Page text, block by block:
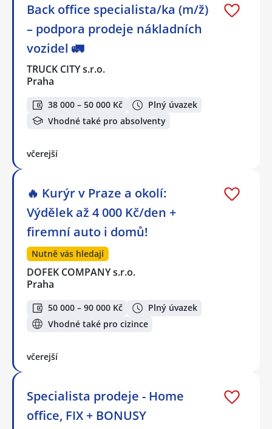
Back office specialista/ka (m/ž)
– podpora prodeje nákladních
vozidel 🚛
TRUCK CITY s.r.o.
Praha
38 000 – 50 000 Kč
Plný úvazek
Vhodné také pro absolventy
včerejší
🔥 Kurýr v Praze a okolí:
Výdělek až 4 000 Kč/den +
firemní auto i domů!
Nutně vás hledají
DOFEK COMPANY s.r.o.
Praha
50 000 – 90 000 Kč
Plný úvazek
Vhodné také pro cizince
včerejší
Specialista prodeje - Home
office, FIX + BONUSY